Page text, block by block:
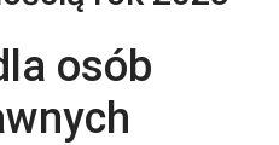
osób